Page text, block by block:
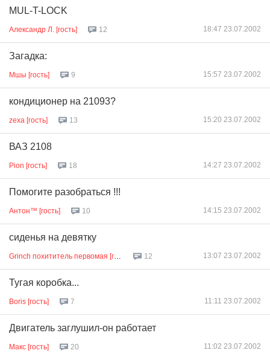
MUL-T-LOCK
Александр Л. [гость] 12 18:47 23.07.2002
Загадка:
Мшы [гость] 9 15:57 23.07.2002
кондиционер на 21093?
zexa [гость] 13 15:20 23.07.2002
ВАЗ 2108
Pion [гость] 18 14:27 23.07.2002
Помогите разобраться !!!
Антон™ [гость] 10 14:15 23.07.2002
сиденья на девятку
12 13:07 23.07.2002
Тугая коробка...
Boris [гость] 7 11:11 23.07.2002
Двигатель заглушил-он работает
Макс [гость] 20 11:02 23.07.2002